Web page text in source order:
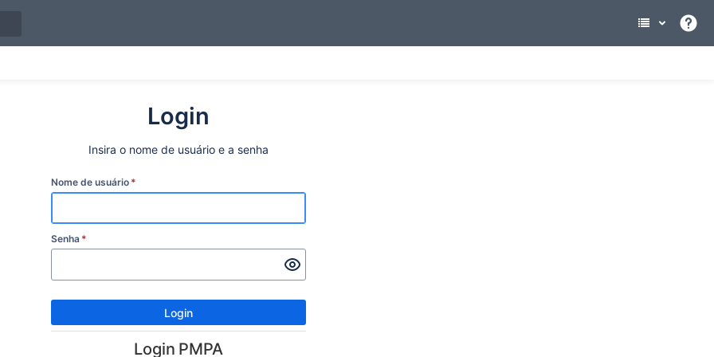
Login
Insira o nome de usuário e a senha
Nome de usuário *
Senha *
Login
Login PMPA